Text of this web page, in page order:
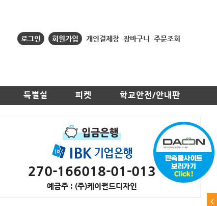
로그인 회원가입 개인결제창 장바구니 주문조회
특별실 피켓 학교안전/안내판
270-166018-01-013
예금주 : (주)케이월드디자인
<